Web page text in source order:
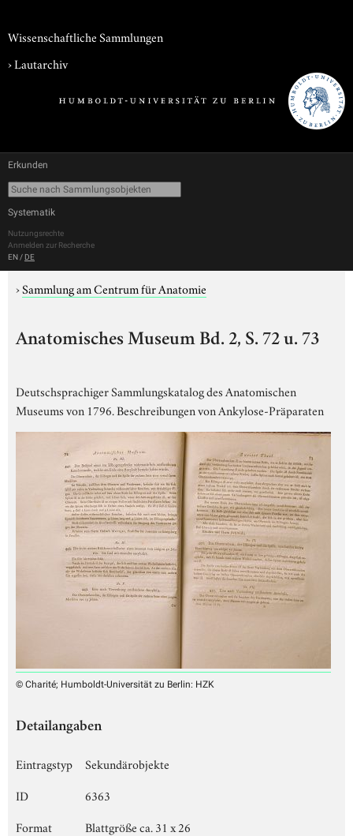
Wissenschaftliche Sammlungen
›Lautarchiv
Erkunden
Systematik
Nutzungsrechte
Anmelden zur Recherche
EN / DE
›Sammlung am Centrum für Anatomie
Anatomisches Museum Bd. 2, S. 72 u. 73
Deutschsprachiger Sammlungskatalog des Anatomischen
Museums von 1796. Beschreibungen von Ankylose-Präparaten
© Charité; Humboldt-Universität zu Berlin: HZK
Detailangaben
Eintragstyp
Sekundärobjekte
ID
6363
Format
Blattgröße ca. 31 x 26